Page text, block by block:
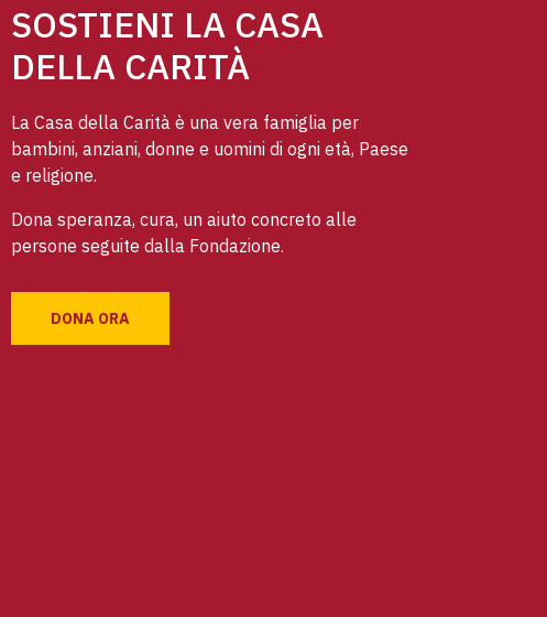
SOSTIENI LA CASA
DELLA CARITÀ
La Casa della Carità è una vera famiglia per
bambini, anziani, donne e uomini di ogni età, Paese
e religione.
Dona speranza, cura, un aiuto concreto alle
persone seguite dalla Fondazione.
DONA ORA